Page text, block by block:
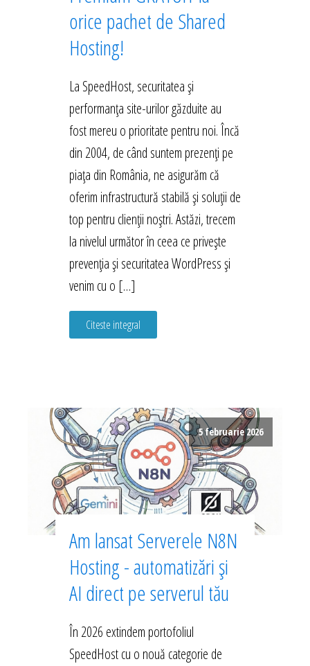
orice pachet de Shared
Hosting!
La SpeedHost, securitatea și
performanța site-urilor găzduite au
fost mereu o prioritate pentru noi. Încă
din 2004, de când suntem prezenți pe
piața din România, ne asigurăm că
oferim infrastructură stabilă și soluții de
top pentru clienții noștri. Astăzi, trecem
la nivelul următor în ceea ce privește
prevenția și securitatea WordPress și
venim cu o […]
Citeste integral
5 februarie 2026
Am lansat Serverele N8N
Hosting - automatizări și
AI direct pe serverul tău
În 2026 extindem portofoliul
SpeedHost cu o nouă categorie de